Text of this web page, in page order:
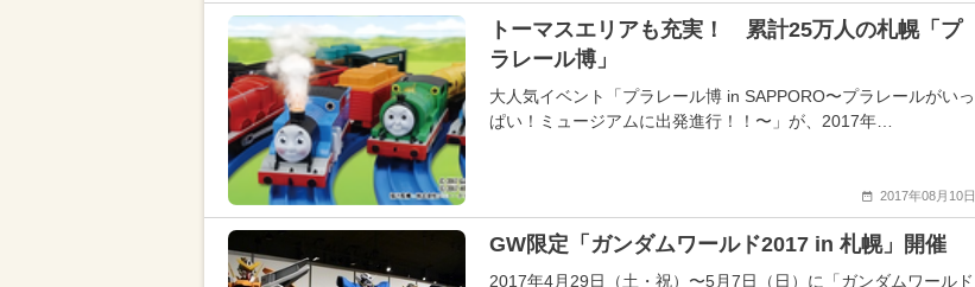
トーマスエリアも充実！ 累計25万人の札幌「プ
ラレール博」
大人気イベント「プラレール博 in SAPPORO〜プラレールがいっ
ぱい！ミュージアムに出発進行！！〜」が、2017年…
2017年08月10日
GW限定「ガンダムワールド2017 in 札幌」開催
2017年4月29日（土・祝）〜5月7日（日）に「ガンダムワールド